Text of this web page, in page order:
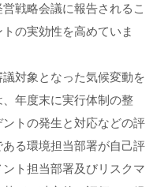
戦略会議に報告されるこ
の実効性を高めていま
対象となった気候変動を
年度末に実行体制の整
トの発生と対応などの評
る環境担当部署が自己評
ト担当部署及びリスクマ